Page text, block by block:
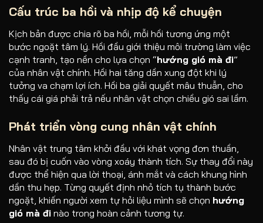
Cấu trúc ba hồi và nhịp độ kể chuyện
Kịch bản được chia rõ ba hồi, mỗi hồi tương ứng một
bước ngoặt tâm lý. Hồi đầu giới thiệu môi trường làm việc
cạnh tranh, tạo nền cho lựa chọn “hướng gió mà đi”
của nhân vật chính. Hồi hai tăng dần xung đột khi lý
tưởng va chạm lợi ích. Hồi ba giải quyết mâu thuẫn, cho
thấy cái giá phải trả nếu nhân vật chọn chiều gió sai lầm.
Phát triển vòng cung nhân vật chính
Nhân vật trung tâm khởi đầu với khát vọng đơn thuần,
sau đó bị cuốn vào vòng xoáy thành tích. Sự thay đổi này
được thể hiện qua lời thoại, ánh mắt và cách khung hình
dần thu hẹp. Từng quyết định nhỏ tích tụ thành bước
ngoặt, khiến người xem tự hỏi liệu mình sẽ chọn hướng
gió mà đi nào trong hoàn cảnh tương tự.